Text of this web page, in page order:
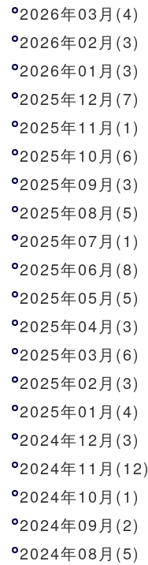
2026年03月(4)
2026年02月(3)
2026年01月(3)
2025年12月(7)
2025年11月(1)
2025年10月(6)
2025年09月(3)
2025年08月(5)
2025年07月(1)
2025年06月(8)
2025年05月(5)
2025年04月(3)
2025年03月(6)
2025年02月(3)
2025年01月(4)
2024年12月(3)
2024年11月(12)
2024年10月(1)
2024年09月(2)
2024年08月(5)